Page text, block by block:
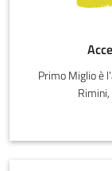
Primo Miglio è